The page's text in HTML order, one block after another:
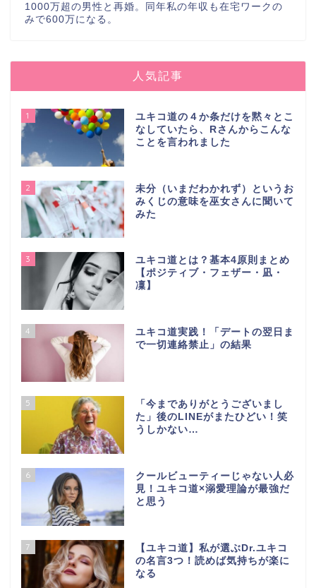
1000万超の男性と再婚。同年私の年収も在宅ワークの
みで600万になる。
人気記事
1
ユキコ道の４か条だけを黙々とこ
なしていたら、Rさんからこんな
ことを言われました
2
未分（いまだわかれず）というお
みくじの意味を巫女さんに聞いて
みた
3
ユキコ道とは？基本4原則まとめ
【ポジティブ・フェザー・凪・
凜】
4
ユキコ道実践！「デートの翌日ま
で一切連絡禁止」の結果
5
「今までありがとうございまし
た」後のLINEがまたひどい！笑
うしかない…
6
クールビューティーじゃない人必
見！ユキコ道×溺愛理論が最強だ
と思う
7
【ユキコ道】私が選ぶDr.ユキコ
の名言3つ！読めば気持ちが楽に
なる